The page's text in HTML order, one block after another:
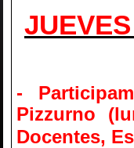
-
Pizzurno
Docentes,